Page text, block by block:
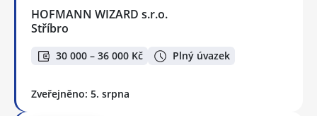
HOFMANN WIZARD s.r.o.
Stříbro
30 000 – 36 000 Kč Plný úvazek
Zveřejněno: 5. srpna